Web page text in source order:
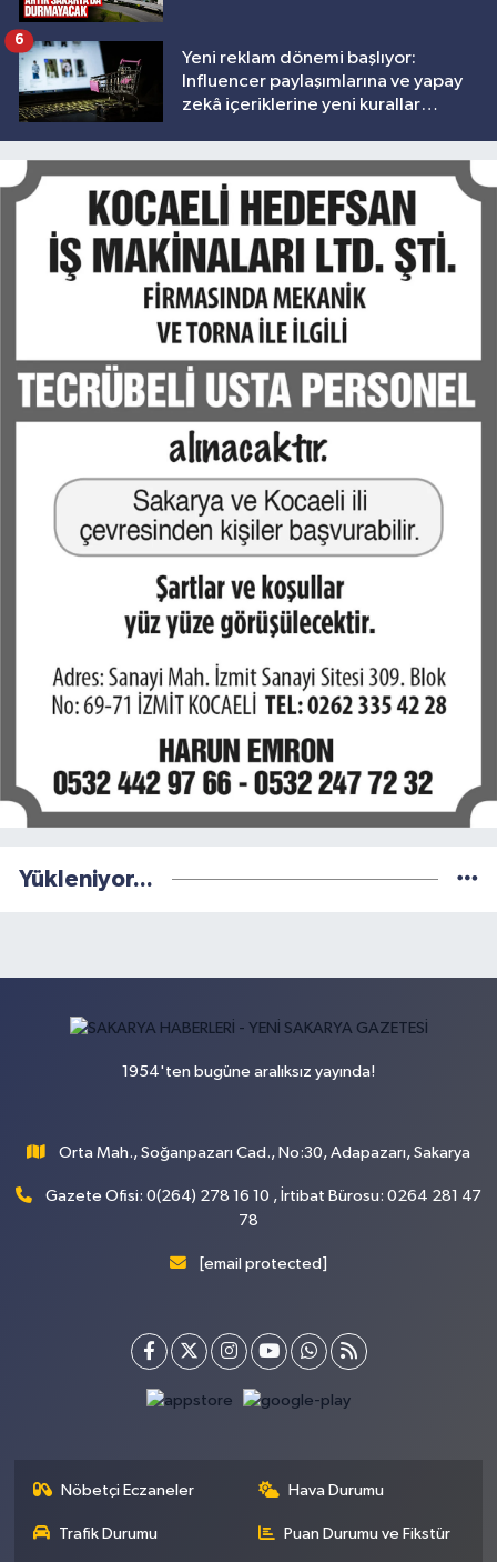
Yeni reklam dönemi başlıyor:
Influencer paylaşımlarına ve yapay
zekâ içeriklerine yeni kurallar
6
Yükleniyor...
1954'ten bugüne aralıksız yayında!
Orta Mah., Soğanpazarı Cad., No:30, Adapazarı, Sakarya
Gazete Ofisi: 0(264) 278 16 10 , İrtibat Bürosu: 0264 281 47
78
[email protected]
Nöbetçi Eczaneler Hava Durumu
Trafik Durumu Puan Durumu ve Fikstür